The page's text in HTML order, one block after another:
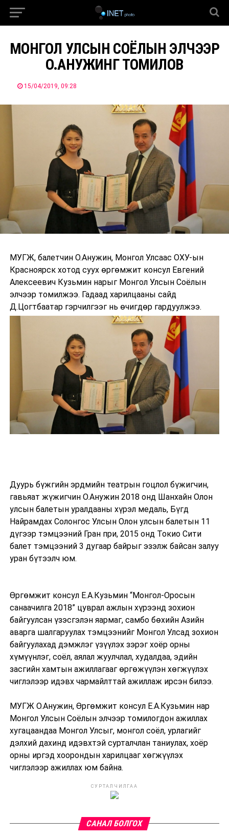
МОНГОЛ УЛСЫН СОЁЛЫН ЭЛЧЭЭР
О.АНУЖИНГ ТОМИЛОВ
15/04/2019, 09:28
МУГЖ, балетчин О.Анужин, Монгол Улсаас ОХУ-ын
Красноярск хотод суух өргөмжит консул Евгений
Алексеевич Кузьмин нарыг Монгол Улсын Соёлын
элчээр томилжээ. Гадаад харилцааны сайд
Д.Цогтбаатар гэрчилгээг нь өчигдөр гардуулжээ.
Дуурь бүжгийн эрдмийн театрын гоцлол бүжигчин,
гавьяат жүжигчин О.Анужин 2018 онд Шанхайн Олон
улсын балетын уралдааны хүрэл медаль, Бүгд
Найрамдах Солонгос Улсын Олон улсын балетын 11
дүгээр тэмцээний Гран при, 2015 онд Токио Сити
балет тэмцээний 3 дугаар байрыг эзэлж байсан залуу
уран бүтээлч юм.
Өргөмжит консул Е.А.Кузьмин “Монгол-Оросын
санаачилга 2018” цуврал ажлын хүрээнд зохион
байгуулсан үзэсгэлэн яармаг, самбо бөхийн Азийн
аварга шалгаруулах тэмцээнийг Монгол Улсад зохион
байгуулахад дэмжлэг үзүүлэх зэрэг хоёр орны
хүмүүнлэг, соёл, аялал жуулчлал, худалдаа, эдийн
засгийн хамтын ажиллагааг өргөжүүлэн хөгжүүлэх
чиглэлээр идэвх чармайлттай ажиллаж ирсэн билээ.
МУГЖ О.Анужин, Өргөмжит консул Е.А.Кузьмин нар
Монгол Улсын Соёлын элчээр томилогдон ажиллах
хугацаандаа Монгол Улсыг, монгол соёл, урлагийг
дэлхий дахинд идэвхтэй сурталчлан таниулах, хоёр
орны иргэд хоорондын харилцааг хөгжүүлэх
чиглэлээр ажиллах юм байна.
СУРТАЛЧИЛГАА
САНАЛ БОЛГОХ